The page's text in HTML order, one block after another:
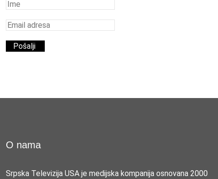
O nama
Srpska Televizija USA je medijska kompanija osnovana 2000